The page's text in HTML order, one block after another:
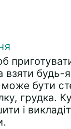
будь-
бути
грудка.
і